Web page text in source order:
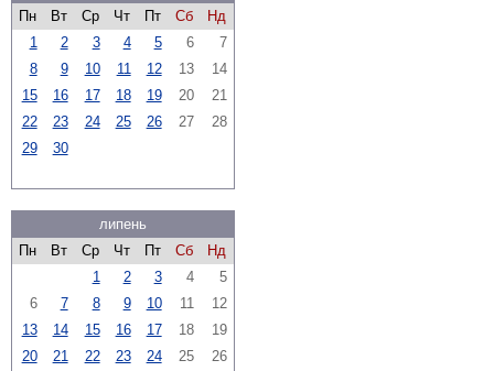
Пн
Вт Ср Чт Пт Сб
Нд
1
2 3 4 5 6
7
8
9 10 11 12 13
14
15
16 17 18 19 20
21
22
23 24 25 26 27
28
29
30
липень
Пн
Вт Ср Чт Пт Сб
Нд
1
2 3 4
5
6
7 8 9 10 11
12
13
14 15 16 17 18
19
20
21 22 23 24 25
26